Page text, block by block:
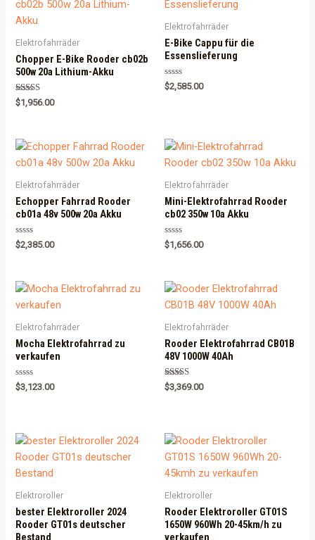
Elektrofahrräder
Chopper E-Bike Rooder cb02b
500w 20a Lithium-Akku
Rated
5.00
$1,956.00
Elektrofahrräder
E-Bike Cappu für die
Essenslieferung
Rated
0
$2,585.00
Elektrofahrräder
Echopper Fahrrad Rooder
cb01a 48v 500w 20a Akku
Rated
0
$2,385.00
Elektrofahrräder
Mini-Elektrofahrrad Rooder
cb02 350w 10a Akku
Rated
0
$1,656.00
Elektrofahrräder
Mocha Elektrofahrrad zu
verkaufen
Rated
0
$3,123.00
Elektrofahrräder
Rooder Elektrofahrrad CB01B
48V 1000W 40Ah
Rated
5.00
$3,369.00
Elektroroller
bester Elektroroller 2024
Rooder GT01s deutscher
Bestand
Elektroroller
Rooder Elektroroller GT01S
1650W 960Wh 20-45km/h zu
verkaufen